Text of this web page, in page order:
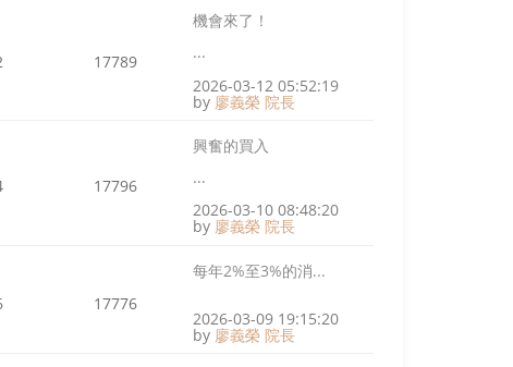
17789
機會來了！
...
2026-03-12 05:52:19
by 廖義榮 院長
17796
興奮的買入
...
2026-03-10 08:48:20
by 廖義榮 院長
17776
每年2%至3%的消...
2026-03-09 19:15:20
by 廖義榮 院長